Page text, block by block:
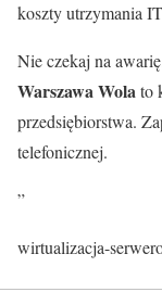
koszty utrzymania
Nie czekaj na
Warszawa Wolato
przedsiębiorstwa.
telefonicznej.
”
wirtualizacja-